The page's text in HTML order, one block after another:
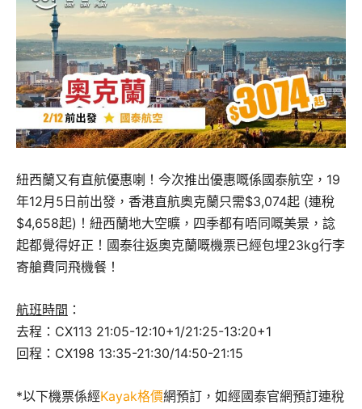
紐西蘭又有直航優惠喇！今次推出優惠嘅係國泰航空，19
年12月5日前出發，香港直航奧克蘭只需$3,074起 (連稅
$4,658起)！紐西蘭地大空曠，四季都有唔同嘅美景，諗
起都覺得好正！國泰往返奧克蘭嘅機票已經包埋23kg行李
寄艙費同飛機餐！
航班時間 ：
去程：CX113 21:05-12:10+1/21:25-13:20+1
回程：CX198 13:35-21:30/14:50-21:15
*以下機票係經Kayak格價網預訂，如經國泰官網預訂連稅